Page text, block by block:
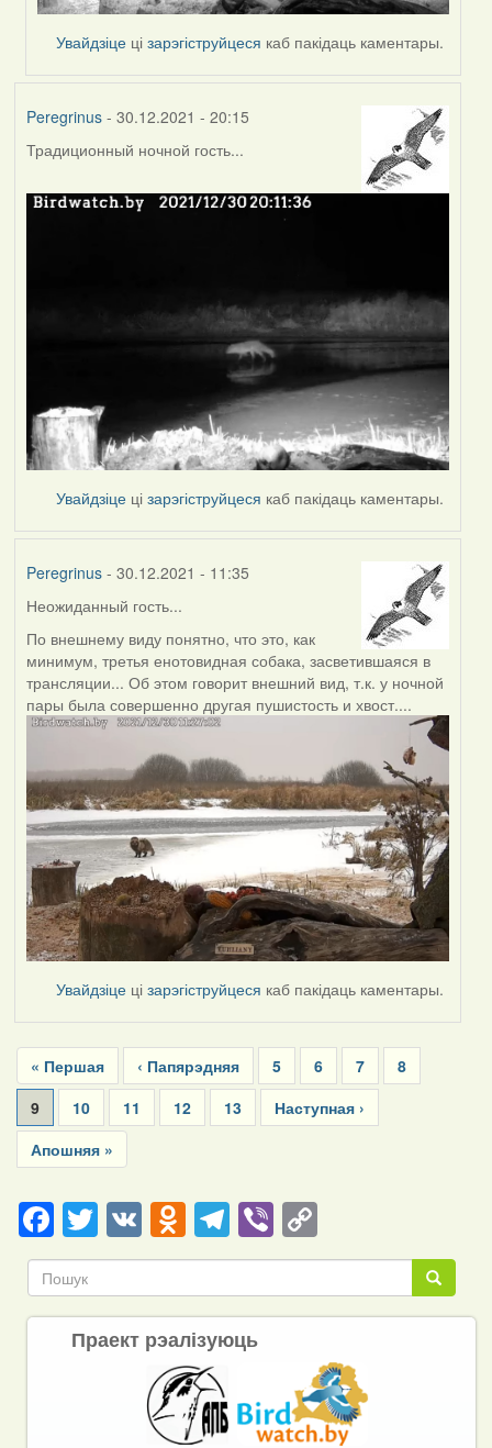
Увайдзіце цізарэгіструйцеся каб пакідаць каментары.
Peregrinus- 30.12.2021 - 20:15
Традиционный ночной гость...
Увайдзіце цізарэгіструйцеся каб пакідаць каментары.
Peregrinus- 30.12.2021 - 11:35
Неожиданный гость...
По внешнему виду понятно, что это, как
минимум, третья енотовидная собака, засветившаяся в
трансляции... Об этом говорит внешний вид, т.к. у ночной
пары была совершенно другая пушистость и хвост....
Увайдзіце цізарэгіструйцеся каб пакідаць каментары.
Pagination
First
page
« Першая
Previous
page
‹ Папярэдняя Page
5 Page
6 Page
7 Page
8
Current
page
9 Page
10 Page
11 Page
12 Page
13
Next
page
Наступная ›
Last
page
Апошняя »
Facebook
Twitter
VKOdnoklassniki
Telegram
ViberCopy
Link Пошук
Пошук
Праект рэалізуюць